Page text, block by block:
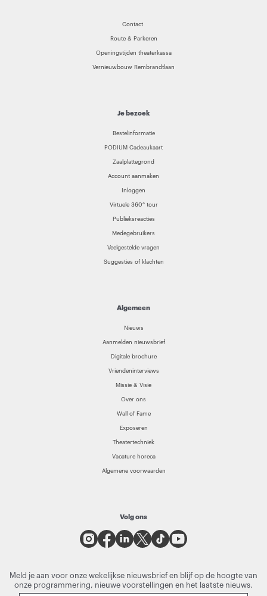
Contact
Route & Parkeren
Openingstijden theaterkassa
Vernieuwbouw Rembrandtlaan
Je bezoek
Bestelinformatie
PODIUM Cadeaukaart
Zaalplattegrond
Account aanmaken
Inloggen
Virtuele 360° tour
Publieksreacties
Medegebruikers
Veelgestelde vragen
Suggesties of klachten
Algemeen
Nieuws
Aanmelden nieuwsbrief
Digitale brochure
Vriendeninterviews
Missie & Visie
Over ons
Wall of Fame
Exposeren
Theatertechniek
Vacature horeca
Algemene voorwaarden
Volg ons
Meld je aan voor onze wekelijkse nieuwsbrief en blijf op de hoogte van
onze programmering, nieuwe voorstellingen en het laatste nieuws.